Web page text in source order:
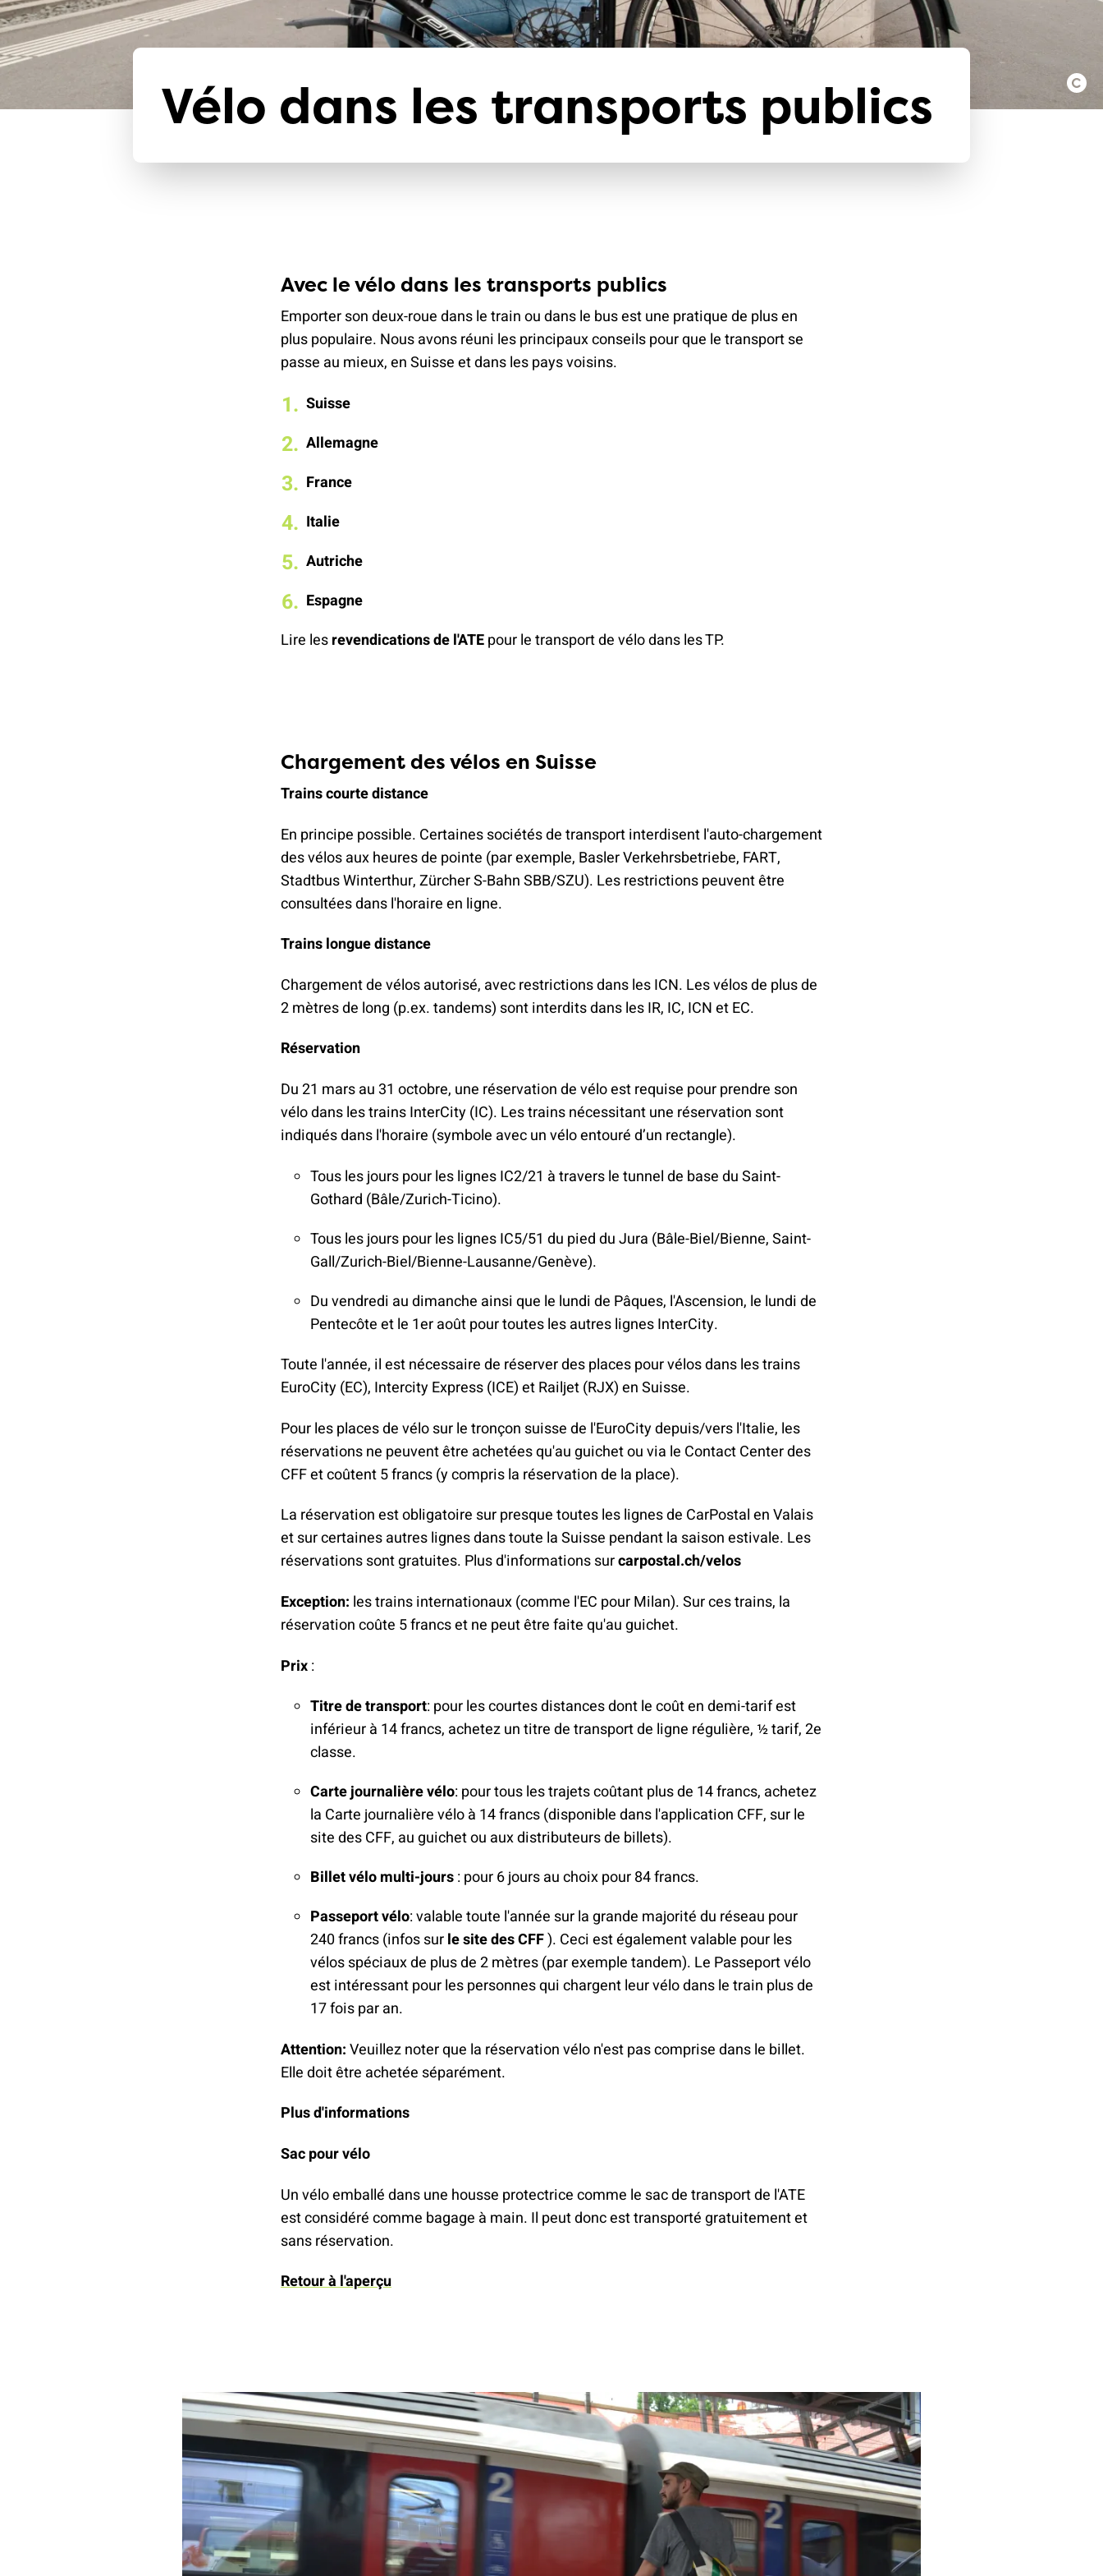
d'assurances
Vélo dans les transports publics
Avec le vélo dans les transports publics
Emporter son deux-roue dans le train ou dans le bus est une pratique de plus en
plus populaire. Nous avons réuni les principaux conseils pour que le transport se
passe au mieux, en Suisse et dans les pays voisins.
Suisse
Allemagne
France
Italie
Autriche
Espagne
Lire lesrevendications de l'ATEpour le transport de vélo dans les TP.
Chargement des vélos en Suisse
Trains courte distance
En principe possible. Certaines sociétés de transport interdisent l'auto-chargement
des vélos aux heures de pointe (par exemple, Basler Verkehrsbetriebe, FART,
Stadtbus Winterthur, Zürcher S-Bahn SBB/SZU). Les restrictions peuvent être
consultées dans l'horaire en ligne.
Trains longue distance
Chargement de vélos autorisé, avec restrictions dans les ICN. Les vélos de plus de
2 mètres de long (p.ex. tandems) sont interdits dans les IR, IC, ICN et EC.
Réservation
Du 21 mars au 31 octobre, une réservation de vélo est requise pour prendre son
vélo dans les trains InterCity (IC). Les trains nécessitant une réservation sont
indiqués dans l'horaire (symbole avec un vélo entouré d’un rectangle).
Tous les jours pour les lignes IC2/21 à travers le tunnel de base du Saint-
Gothard (Bâle/Zurich-Ticino).
Tous les jours pour les lignes IC5/51 du pied du Jura (Bâle-Biel/Bienne, Saint-
Gall/Zurich-Biel/Bienne-Lausanne/Genève).
Du vendredi au dimanche ainsi que le lundi de Pâques, l'Ascension, le lundi de
Pentecôte et le 1er août pour toutes les autres lignes InterCity.
Toute l'année, il est nécessaire de réserver des places pour vélos dans les trains
EuroCity (EC), Intercity Express (ICE) et Railjet (RJX) en Suisse.
Pour les places de vélo sur le tronçon suisse de l'EuroCity depuis/vers l'Italie, les
réservations ne peuvent être achetées qu'au guichet ou via le Contact Center des
CFF et coûtent 5 francs (y compris la réservation de la place).
La réservation est obligatoire sur presque toutes les lignes de CarPostal en Valais
et sur certaines autres lignes dans toute la Suisse pendant la saison estivale. Les
réservations sont gratuites. Plus d'informations surcarpostal.ch/velos
Exception: les trains internationaux (comme l'EC pour Milan). Sur ces trains, la
réservation coûte 5 francs et ne peut être faite qu'au guichet.
Prix:
Titre de transport: pour les courtes distances dont le coût en demi-tarif est
inférieur à 14 francs, achetez un titre de transport de ligne régulière, ½ tarif, 2e
classe.
Carte journalière vélo: pour tous les trajets coûtant plus de 14 francs, achetez
la Carte journalière vélo à 14 francs (disponible dans l'application CFF, sur le
site des CFF, au guichet ou aux distributeurs de billets).
Billet vélo multi-jours: pour 6 jours au choix pour 84 francs.
Passeport vélo: valable toute l'année sur la grande majorité du réseau pour
240 francs (infos surle site des CFF). Ceci est également valable pour les
vélos spéciaux de plus de 2 mètres (par exemple tandem). Le Passeport vélo
est intéressant pour les personnes qui chargent leur vélo dans le train plus de
17 fois par an.
Attention:Veuillez noter que la réservation vélo n'est pas comprise dans le billet.
Elle doit être achetée séparément.
Plus d'informations
Sac pour vélo
Un vélo emballé dans une housse protectrice comme le sac de transport de l'ATE
est considéré comme bagage à main. Il peut donc est transporté gratuitement et
sans réservation.
Retour à l'aperçu